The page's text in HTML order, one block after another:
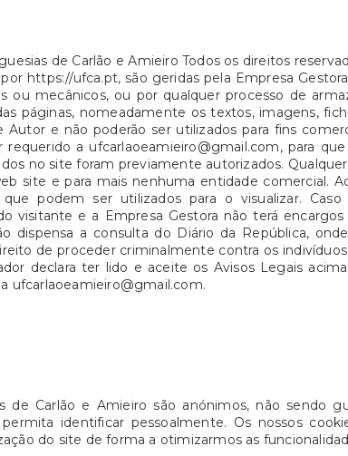
de Carlão e Amieiro Todos os direitos
https://ufca.pt, são geridas pela Empresa
ou mecânicos, ou por qualquer processo de
páginas, nomeadamente os textos, imagens,
e não poderão ser utilizados para fins
a ufcarlaoeamieiro@gmail.com, para
no site foram previamente autorizados.
site e para mais nenhuma entidade comercial.
podem ser utilizados para o visualizar.
visitante e a Empresa Gestora não terá
dispensa a consulta do Diário da República,
de proceder criminalmente contra os
declara ter lido e aceite os Avisos Legais
ufcarlaoeamieiro@gmail.com.
de Carlão e Amieiro são anónimos, não sendo
identificar pessoalmente. Os nossos
do site de forma a otimizarmos as